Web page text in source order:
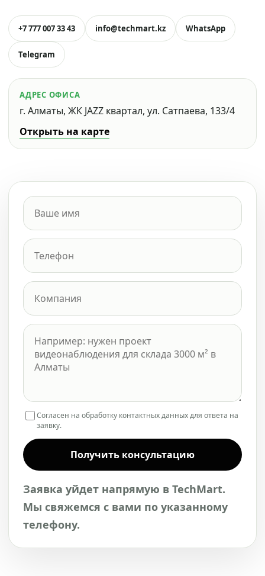
+7 777 007 33 43 info@techmart.kz WhatsApp
Telegram
АДРЕС ОФИСА
г. Алматы, ЖК JAZZ квартал, ул. Сатпаева, 133/4
Открыть на карте
Согласен на обработку контактных данных для ответа на
заявку.
Получить консультацию
Заявка уйдет напрямую в TechMart.
Мы свяжемся с вами по указанному
телефону.